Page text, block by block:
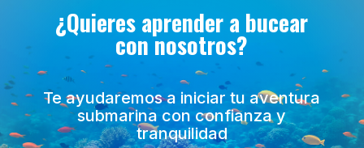
¿Quieres aprender a bucear
con nosotros?
Te ayudaremos a iniciar tu aventura
submarina con confianza y
tranquilidad